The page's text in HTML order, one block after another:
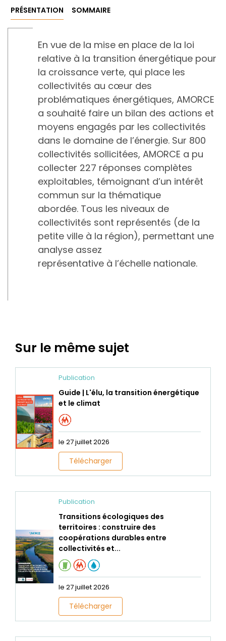
PRÉSENTATION SOMMAIRE
En vue de la mise en place de la loi
relative à la transition énergétique pour
la croissance verte, qui place les
collectivités au cœur des
problématiques énergétiques, AMORCE
a souhaité faire un bilan des actions et
moyens engagés par les collectivités
dans le domaine de l’énergie. Sur 800
collectivités sollicitées, AMORCE a pu
collecter 227 réponses complètes
exploitables, témoignant d’un intérêt
commun sur la thématique
abordée. Tous les niveaux de
collectivités sont représentés (de la
petite ville à la région), permettant une
analyse assez
représentative à l’échelle nationale.
Sur le même sujet
Publication
Guide | L'élu, la transition énergétique
et le climat
le 27 juillet 2026
Télécharger
Publication
Transitions écologiques des
territoires : construire des
coopérations durables entre
collectivités et...
le 27 juillet 2026
Télécharger